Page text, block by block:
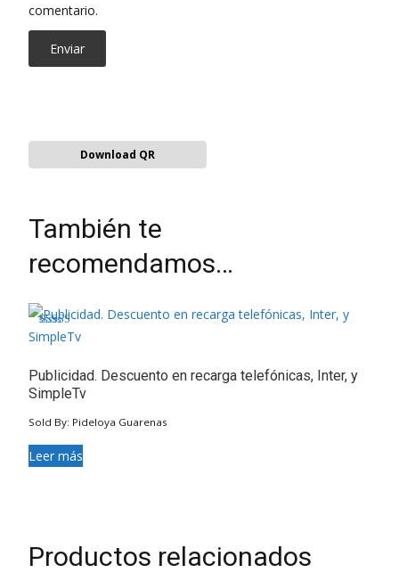
comentario.
Download QR
También te
recomendamos…
Publicidad. Descuento en recarga telefónicas, Inter, y
SimpleTv
Valorado en
4.50
Sold By: Pideloya Guarenas
Leer más
Productos relacionados